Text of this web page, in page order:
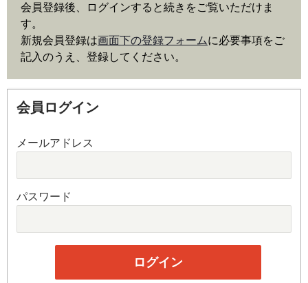
会員登録後、ログインすると続きをご覧いただけま
す。
新規会員登録は画面下の登録フォームに必要事項をご
記入のうえ、登録してください。
会員ログイン
メールアドレス
パスワード